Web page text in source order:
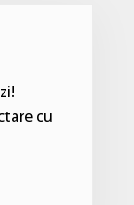
cu